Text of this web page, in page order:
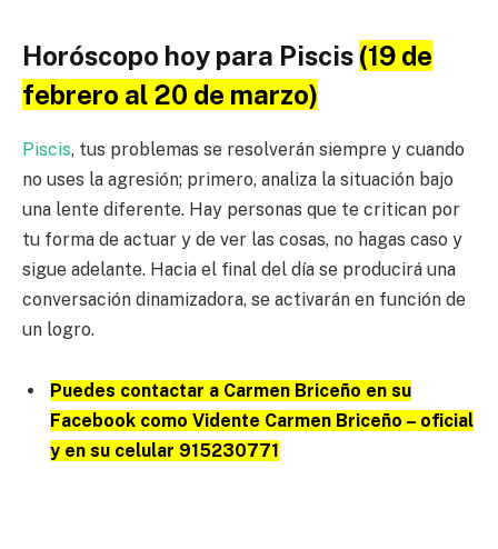
Horóscopo hoy para Piscis (19 de
febrero al 20 de marzo)
Piscis, tus problemas se resolverán siempre y cuando
no uses la agresión; primero, analiza la situación bajo
una lente diferente. Hay personas que te critican por
tu forma de actuar y de ver las cosas, no hagas caso y
sigue adelante. Hacia el final del día se producirá una
conversación dinamizadora, se activarán en función de
un logro.
Puedes contactar a Carmen Briceño en su
Facebook como Vidente Carmen Briceño – oficial
y en su celular 915230771